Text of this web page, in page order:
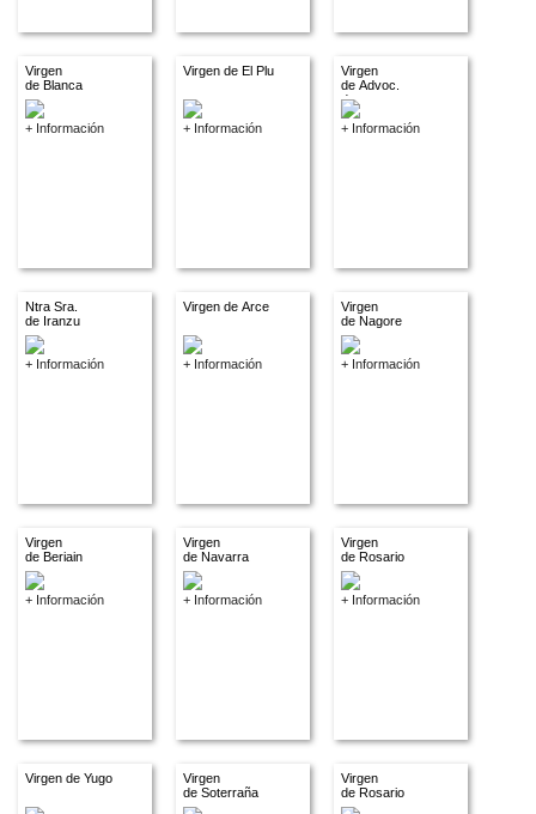
Virgen
de Blanca
+ Información
Virgen de El Plu
+ Información
Virgen
de Advoc.
descon.
+ Información
Ntra Sra.
de Iranzu
+ Información
Virgen de Arce
+ Información
Virgen
de Nagore
+ Información
Virgen
de Beriain
+ Información
Virgen
de Navarra
+ Información
Virgen
de Rosario
+ Información
Virgen de Yugo
Virgen
de Soterraña
Virgen
de Rosario